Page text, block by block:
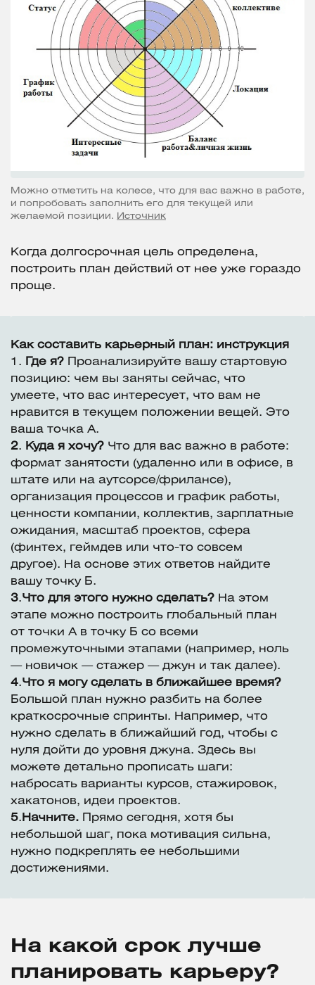
Можно отметить на колесе, что для вас важно в работе,
и попробовать заполнить его для текущей или
желаемой позиции.
Источник
Когда долгосрочная цель определена,
построить план действий от нее уже гораздо
проще.
Как составить карьерный план: инструкция
1.
Где я? Проанализируйте вашу стартовую
позицию: чем вы заняты сейчас, что
умеете, что вас интересует, что вам не
нравится в текущем положении вещей. Это
ваша точка А.
2. Куда я хочу? Что для вас важно в работе:
формат занятости (удаленно или в офисе, в
штате или на аутсорсе/фрилансе),
организация процессов и график работы,
ценности компании, коллектив, зарплатные
ожидания, масштаб проектов, сфера
(финтех, геймдев или что-то совсем
другое). На основе этих ответов найдите
вашу точку Б.
3.Что для этого нужно сделать? На этом
этапе можно построить глобальный план
от точки А в точку Б со всеми
промежуточными этапами (например, ноль
— новичок — стажер — джун и так далее).
4.Что я могу сделать в ближайшее время?
Большой план нужно разбить на более
краткосрочные спринты. Например, что
нужно сделать в ближайший год, чтобы с
нуля дойти до уровня джуна. Здесь вы
можете детально прописать шаги:
набросать варианты курсов, стажировок,
хакатонов, идеи проектов.
5. Начните.
Прямо сегодня, хотя бы
небольшой шаг, пока мотивация сильна,
нужно подкреплять ее небольшими
достижениями.
На какой срок лучше
планировать карьеру?